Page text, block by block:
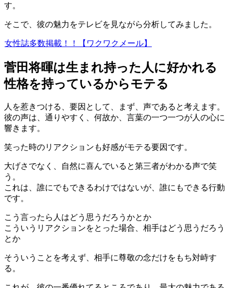
す。
そこで、彼の魅力をテレビを見ながら分析してみました。
女性誌多数掲載！！【ワクワクメール】
菅田将暉は生まれ持った人に好かれる
性格を持っているからモテる
人を惹きつける、要因として、まず、声であると考えます。
彼の声は、通りやすく、何故か、言葉の一つ一つが人の心に
響きます。
笑った時のリアクションも好感がモテる要因です。
大げさでなく、自然に喜んでいると第三者がわかる声で笑
う。
これは、誰にでもできるわけではないが、誰にもできる行動
です。
こう言ったら人はどう思うだろうかとか
こういうリアクションをとった場合、相手はどう思うだろう
とか
そういうことを考えず、相手に尊敬の念だけをもち対峙す
る。